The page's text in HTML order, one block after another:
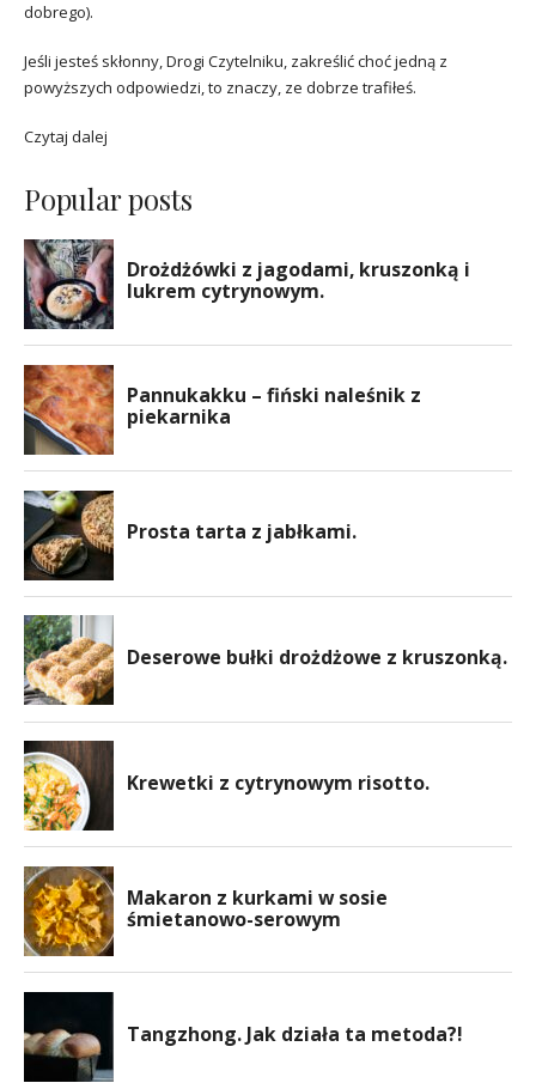
dobrego).
Jeśli jesteś skłonny, Drogi Czytelniku, zakreślić choć jedną z
powyższych odpowiedzi, to znaczy, ze dobrze trafiłeś.
Czytaj dalej
Popular posts